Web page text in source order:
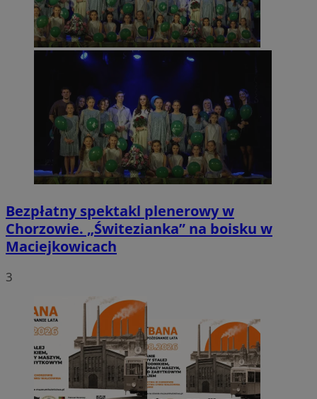
Bezpłatny spektakl plenerowy w
Chorzowie. „Świtezianka” na boisku w
Maciejkowicach
3